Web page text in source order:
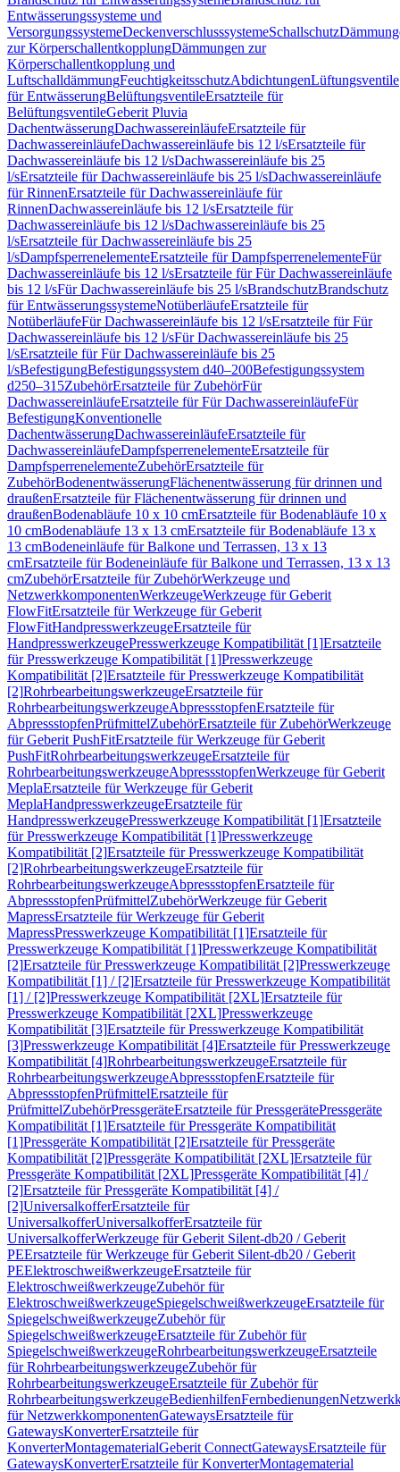
Entwässerungssysteme und
VersorgungssystemeDeckenverschlusssystemeSchallschutz
zur KörperschallentkopplungDämmungen zur
Körperschallentkopplung und
LuftschalldämmungFeuchtigkeitsschutzAbdichtungenLüftungsventile
für EntwässerungBelüftungsventileErsatzteile für
BelüftungsventileGeberit Pluvia
DachentwässerungDachwassereinläufeErsatzteile für
DachwassereinläufeDachwassereinläufe bis 12 l/sErsatzteile für
Dachwassereinläufe bis 12 l/sDachwassereinläufe bis 25
l/sErsatzteile für Dachwassereinläufe bis 25 l/sDachwassereinläufe
für RinnenErsatzteile für Dachwassereinläufe für
RinnenDachwassereinläufe bis 12 l/sErsatzteile für
Dachwassereinläufe bis 12 l/sDachwassereinläufe bis 25
l/sErsatzteile für Dachwassereinläufe bis 25
l/sDampfsperrenelementeErsatzteile für DampfsperrenelementeFür
Dachwassereinläufe bis 12 l/sErsatzteile für Für Dachwassereinläufe
bis 12 l/sFür Dachwassereinläufe bis 25 l/sBrandschutzBrandschutz
für EntwässerungssystemeNotüberläufeErsatzteile für
NotüberläufeFür Dachwassereinläufe bis 12 l/sErsatzteile für Für
Dachwassereinläufe bis 12 l/sFür Dachwassereinläufe bis 25
l/sErsatzteile für Für Dachwassereinläufe bis 25
l/sBefestigungBefestigungssystem d40–200Befestigungssystem
d250–315ZubehörErsatzteile für ZubehörFür
DachwassereinläufeErsatzteile für Für DachwassereinläufeFür
BefestigungKonventionelle
DachentwässerungDachwassereinläufeErsatzteile für
DachwassereinläufeDampfsperrenelementeErsatzteile für
DampfsperrenelementeZubehörErsatzteile für
ZubehörBodenentwässerungFlächenentwässerung für drinnen und
draußenErsatzteile für Flächenentwässerung für drinnen und
draußenBodenabläufe 10 x 10 cmErsatzteile für Bodenabläufe 10 x
10 cmBodenabläufe 13 x 13 cmErsatzteile für Bodenabläufe 13 x
13 cmBodeneinläufe für Balkone und Terrassen, 13 x 13
cmErsatzteile für Bodeneinläufe für Balkone und Terrassen, 13 x 13
cmZubehörErsatzteile für ZubehörWerkzeuge und
NetzwerkkomponentenWerkzeugeWerkzeuge für Geberit
FlowFitErsatzteile für Werkzeuge für Geberit
FlowFitHandpresswerkzeugeErsatzteile für
HandpresswerkzeugePresswerkzeuge Kompatibilität [1]Ersatzteile
für Presswerkzeuge Kompatibilität [1]Presswerkzeuge
Kompatibilität [2]Ersatzteile für Presswerkzeuge Kompatibilität
[2]RohrbearbeitungswerkzeugeErsatzteile für
RohrbearbeitungswerkzeugeAbpressstopfenErsatzteile für
AbpressstopfenPrüfmittelZubehörErsatzteile für ZubehörWerkzeuge
für Geberit PushFitErsatzteile für Werkzeuge für Geberit
PushFitRohrbearbeitungswerkzeugeErsatzteile für
RohrbearbeitungswerkzeugeAbpressstopfenWerkzeuge für Geberit
MeplaErsatzteile für Werkzeuge für Geberit
MeplaHandpresswerkzeugeErsatzteile für
HandpresswerkzeugePresswerkzeuge Kompatibilität [1]Ersatzteile
für Presswerkzeuge Kompatibilität [1]Presswerkzeuge
Kompatibilität [2]Ersatzteile für Presswerkzeuge Kompatibilität
[2]RohrbearbeitungswerkzeugeErsatzteile für
RohrbearbeitungswerkzeugeAbpressstopfenErsatzteile für
AbpressstopfenPrüfmittelZubehörWerkzeuge für Geberit
MapressErsatzteile für Werkzeuge für Geberit
MapressPresswerkzeuge Kompatibilität [1]Ersatzteile für
Presswerkzeuge Kompatibilität [1]Presswerkzeuge Kompatibilität
[2]Ersatzteile für Presswerkzeuge Kompatibilität [2]Presswerkzeuge
Kompatibilität [1] / [2]Ersatzteile für Presswerkzeuge Kompatibilität
[1] / [2]Presswerkzeuge Kompatibilität [2XL]Ersatzteile für
Presswerkzeuge Kompatibilität [2XL]Presswerkzeuge
Kompatibilität [3]Ersatzteile für Presswerkzeuge Kompatibilität
[3]Presswerkzeuge Kompatibilität [4]Ersatzteile für Presswerkzeuge
Kompatibilität [4]RohrbearbeitungswerkzeugeErsatzteile für
RohrbearbeitungswerkzeugeAbpressstopfenErsatzteile für
AbpressstopfenPrüfmittelErsatzteile für
PrüfmittelZubehörPressgeräteErsatzteile für PressgerätePressgeräte
Kompatibilität [1]Ersatzteile für Pressgeräte Kompatibilität
[1]Pressgeräte Kompatibilität [2]Ersatzteile für Pressgeräte
Kompatibilität [2]Pressgeräte Kompatibilität [2XL]Ersatzteile für
Pressgeräte Kompatibilität [2XL]Pressgeräte Kompatibilität [4] /
[2]Ersatzteile für Pressgeräte Kompatibilität [4] /
[2]UniversalkofferErsatzteile für
UniversalkofferUniversalkofferErsatzteile für
UniversalkofferWerkzeuge für Geberit Silent-db20 / Geberit
PEErsatzteile für Werkzeuge für Geberit Silent-db20 / Geberit
PEElektroschweißwerkzeugeErsatzteile für
ElektroschweißwerkzeugeZubehör für
ElektroschweißwerkzeugeSpiegelschweißwerkzeugeErsatzteile für
SpiegelschweißwerkzeugeZubehör für
SpiegelschweißwerkzeugeErsatzteile für Zubehör für
SpiegelschweißwerkzeugeRohrbearbeitungswerkzeugeErsatzteile
für RohrbearbeitungswerkzeugeZubehör für
RohrbearbeitungswerkzeugeErsatzteile für Zubehör für
RohrbearbeitungswerkzeugeBedienhilfenFernbedienungen
für NetzwerkkomponentenGatewaysErsatzteile für
GatewaysKonverterErsatzteile für
KonverterMontagematerialGeberit ConnectGatewaysErsatzteile für
GatewaysKonverterErsatzteile für KonverterMontagematerial